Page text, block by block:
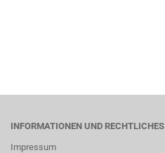
INFORMATIONEN UND RECHTLICHES
Impressum